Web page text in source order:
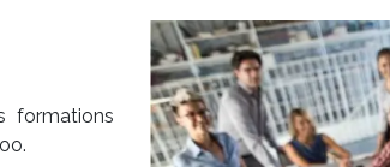
formations